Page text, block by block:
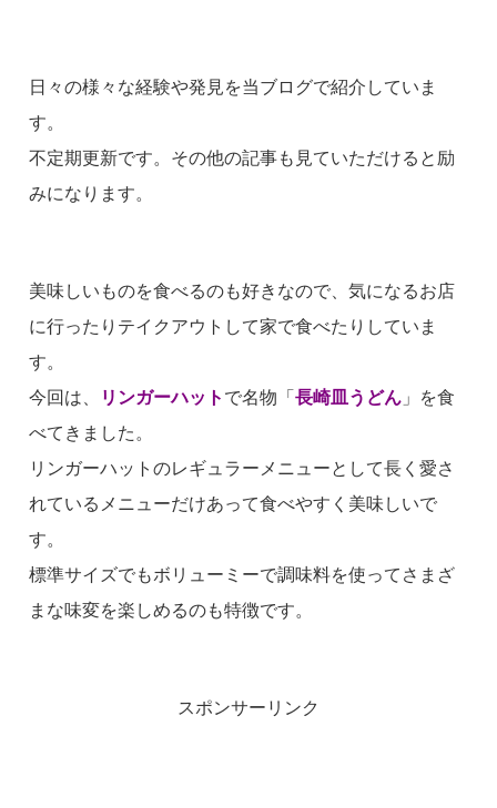
日々の様々な経験や発見を当ブログで紹介していま
す。
不定期更新です。その他の記事も見ていただけると励
みになります。
美味しいものを食べるのも好きなので、気になるお店
に行ったりテイクアウトして家で食べたりしていま
す。
今回は、
リンガーハット で名物「 長崎皿うどん 」を食
べてきました。
リンガーハットのレギュラーメニューとして長く愛さ
れているメニューだけあって食べやすく美味しいで
す。
標準サイズでもボリューミーで調味料を使ってさまざ
まな味変を楽しめるのも特徴です。
スポンサーリンク